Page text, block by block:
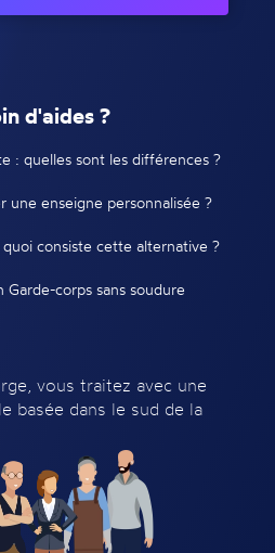
d'aides ?
: quelles sont les différences ?
une enseigne personnalisée ?
consiste cette alternative ?
Garde-corps sans soudure
vous traitez avec une
basée dans le sud de la